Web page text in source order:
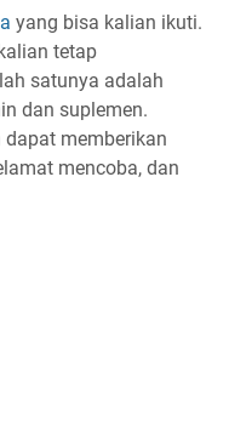
yang bisa kalian ikuti.
tetap
satunya adalah
dan suplemen.
memberikan
mencoba, dan